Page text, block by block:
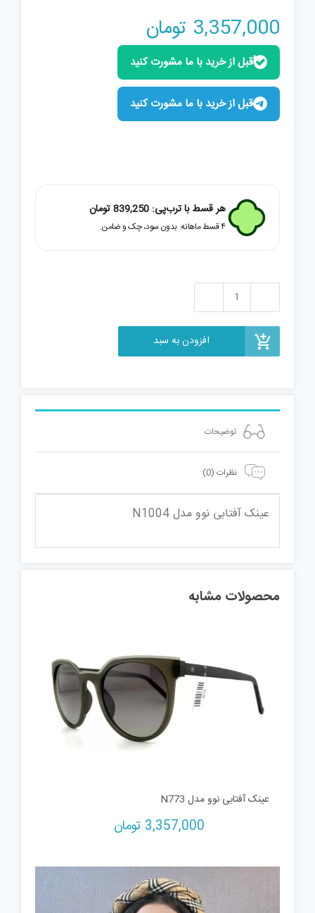
3,357,000 تومان
قبل از خرید با ما مشورت کنید
قبل از خرید با ما مشورت کنید
هر قسط با ترب‌پی: 839,250تومان
۴ قسط ماهانه. بدون سود، چک و ضامن.
عینک
آفتابی
مدل
افزودن به سبد
توضیحات
نظرات (0)
عینک آفتابی نوو مدل N1004
محصولات مشابه
عینک آفتابی نوو مدل N773
3,357,000 تومان